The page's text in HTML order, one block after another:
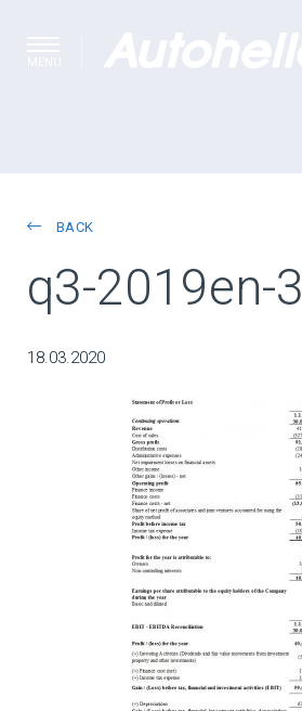
BACK
q3-2019en-3
18.03.2020